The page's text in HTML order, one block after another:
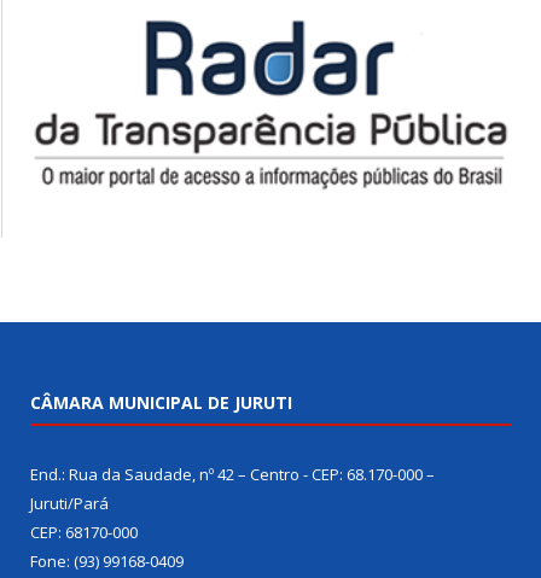
CÂMARA MUNICIPAL DE JURUTI
End.: Rua da Saudade, nº 42 – Centro - CEP: 68.170-000 –
Juruti/Pará
CEP: 68170-000
Fone: (93) 99168-0409